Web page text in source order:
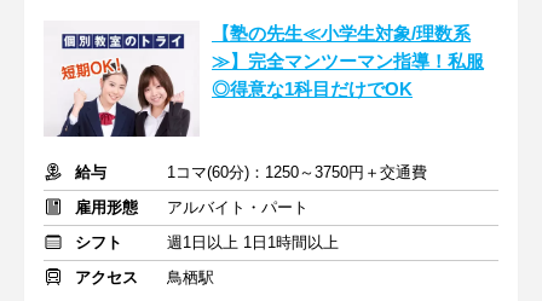
【塾の先生≪小学生対象/理数系
≫】完全マンツーマン指導！私服
◎得意な1科目だけでOK
給与
1コマ(60分)：1250～3750円＋交通費
雇用形態
アルバイト・パート
シフト
週1日以上 1日1時間以上
アクセス
鳥栖駅